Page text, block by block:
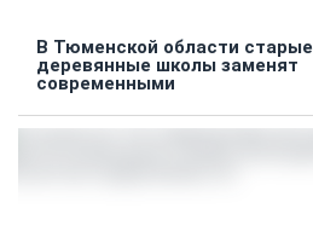
В Тюменской области старые
деревянные школы заменят
современными